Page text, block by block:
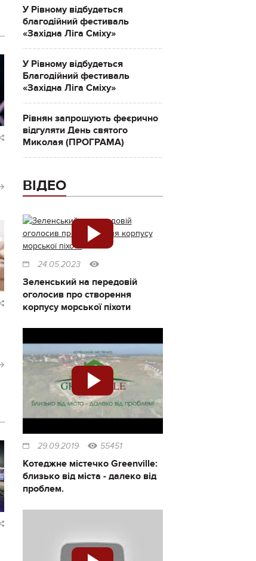
У Рівному відбудеться
благодійний фестиваль
«Західна Ліга Сміху»
У Рівному відбудеться
Благодійний фестиваль
«Західна Ліга Сміху»
Рівнян запрошують феєрично
відгуляти День святого
Миколая (ПРОГРАМА)
ВІДЕО
24.05.2023
Зеленський на передовій
оголосив про створення
корпусу морської піхоти
29.09.2019 55451
Котеджне містечко Greenville:
близько від міста - далеко від
проблем.